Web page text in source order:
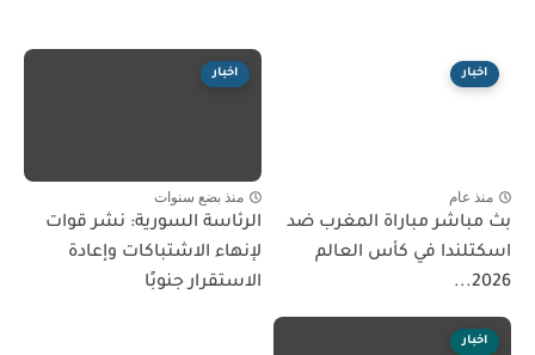
اخبار
منذ عام
بث مباشر مباراة المغرب ضد
اسكتلندا في كأس العالم
2026...
اخبار
منذ بضع سنوات
الرئاسة السورية: نشر قوات
لإنهاء الاشتباكات وإعادة
الاستقرار جنوبًا
اخبار